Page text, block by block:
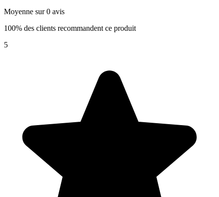
Moyenne sur 0 avis
100% des clients recommandent ce produit
5